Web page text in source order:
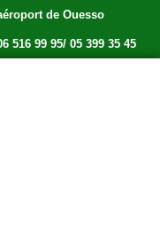
de Ouesso
516 99 95/ 05 399 35 45